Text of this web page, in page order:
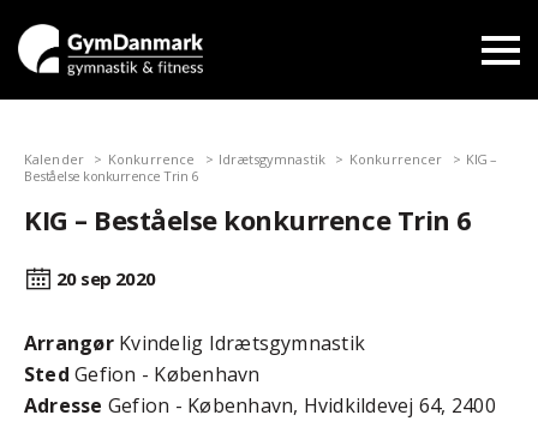
Kalender Konkurrence Idrætsgymnastik Konkurrencer
KIG –
Beståelse konkurrence Trin 6
KIG – Beståelse konkurrence Trin 6
20 sep 2020
ArrangørKvindelig Idrætsgymnastik
Sted Gefion - København
Adresse Gefion - København, Hvidkildevej 64, 2400